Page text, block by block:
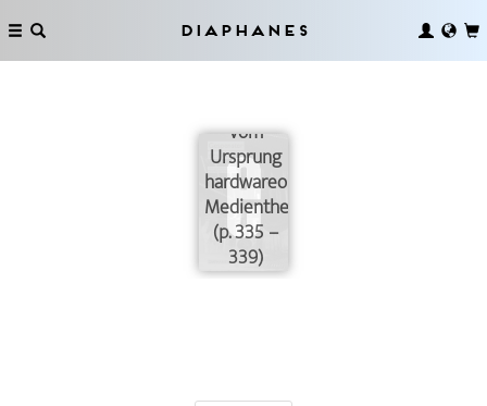
Diaphanes
Vom
Ursprung
hardwareorientierter
Medientheorie
(p. 335 –
339)